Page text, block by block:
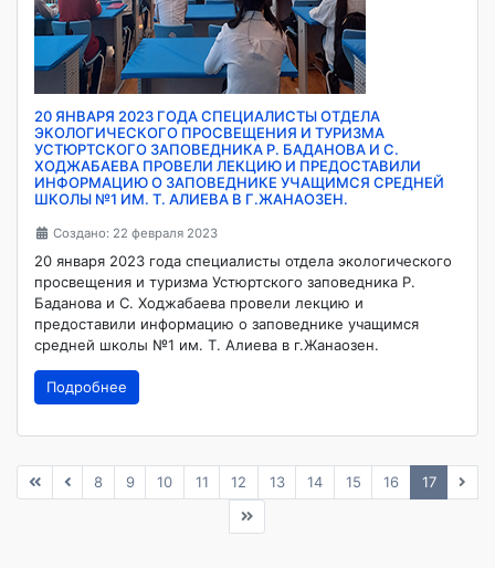
20 ЯНВАРЯ 2023 ГОДА СПЕЦИАЛИСТЫ ОТДЕЛА
ЭКОЛОГИЧЕСКОГО ПРОСВЕЩЕНИЯ И ТУРИЗМА
УСТЮРТСКОГО ЗАПОВЕДНИКА Р. БАДАНОВА И С.
ХОДЖАБАЕВА ПРОВЕЛИ ЛЕКЦИЮ И ПРЕДОСТАВИЛИ
ИНФОРМАЦИЮ О ЗАПОВЕДНИКЕ УЧАЩИМСЯ СРЕДНЕЙ
ШКОЛЫ №1 ИМ. Т. АЛИЕВА В Г.ЖАНАОЗЕН.
Создано: 22 февраля 2023
20 января 2023 года специалисты отдела экологического
просвещения и туризма Устюртского заповедника Р.
Баданова и С. Ходжабаева провели лекцию и
предоставили информацию о заповеднике учащимся
средней школы №1 им. Т. Алиева в г.Жанаозен.
Подробнее
8 9 10 11 12 13 14 15 16 17